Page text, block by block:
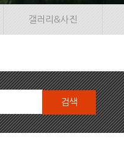
갤러리&사진